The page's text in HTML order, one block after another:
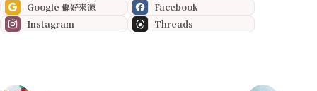
Google 偏好來源
Facebook
Instagram
Threads